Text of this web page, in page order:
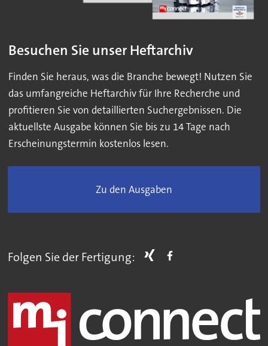
Besuchen Sie unser Heftarchiv
Finden Sie heraus, was die Branche bewegt! Nutzen Sie
das umfangreiche Heftarchiv für Ihre Recherche und
profitieren Sie von detaillierten Suchergebnissen. Die
aktuellste Ausgabe können Sie bis zu 14 Tage nach
Erscheinungstermin kostenlos lesen.
Zu den Ausgaben
Folgen Sie der Fertigung: